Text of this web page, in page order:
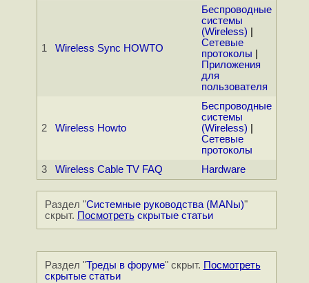
1 Wireless Sync HOWTO
Беспроводные
системы
(Wireless)
Сетевые
протоколы
Приложения
для
пользователя
2 Wireless Howto
Беспроводные
системы
(Wireless)
Сетевые
протоколы
3
Wireless Cable TV FAQ Hardware
Раздел "Системные руководства (MANы)"
скрыт. Посмотретьскрытые статьи
Раздел "Треды в форуме" скрыт. Посмотреть
скрытые статьи